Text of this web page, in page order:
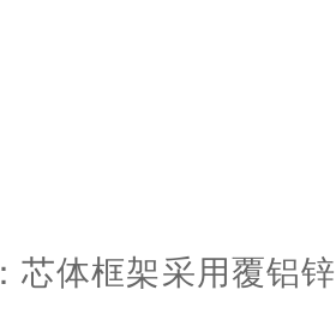
：芯体框架采用覆铝